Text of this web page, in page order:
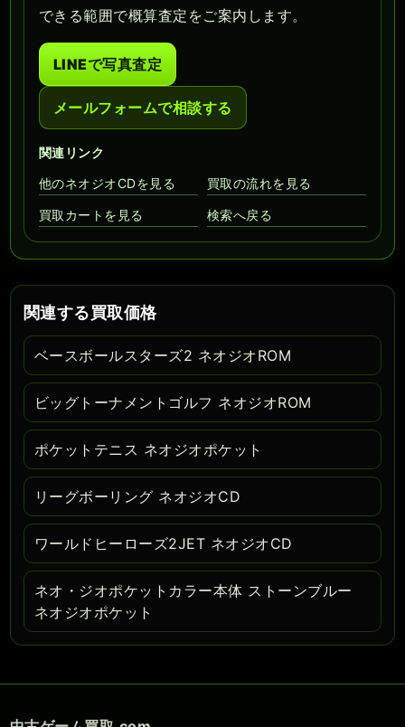
できる範囲で概算査定をご案内します。
LINEで写真査定
メールフォームで相談する
関連リンク
他のネオジオCDを見る
買取の流れを見る
買取カートを見る 検索へ戻る
関連する買取価格
ベースボールスターズ2 ネオジオROM
ビッグトーナメントゴルフ ネオジオROM
ポケットテニス ネオジオポケット
リーグボーリング ネオジオCD
ワールドヒーローズ2JET ネオジオCD
ネオ・ジオポケットカラー本体 ストーンブルー
ネオジオポケット